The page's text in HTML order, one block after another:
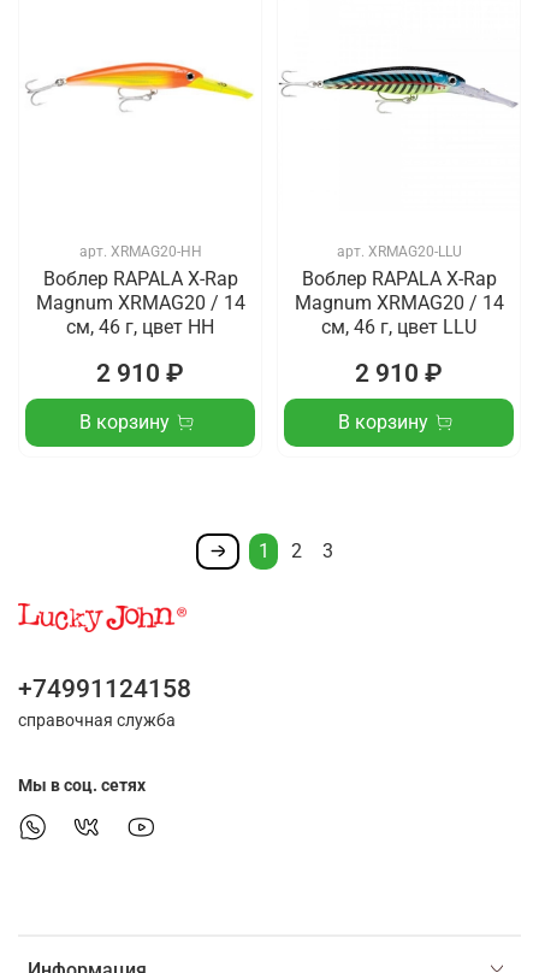
арт. XRMAG20-HH
Воблер RAPALA X-Rap
Magnum XRMAG20 / 14
см, 46 г, цвет HH
2 910 ₽
В корзину
арт. XRMAG20-LLU
Воблер RAPALA X-Rap
Magnum XRMAG20 / 14
см, 46 г, цвет LLU
2 910 ₽
В корзину
1 2 3
+74991124158
справочная служба
Мы в соц. сетях